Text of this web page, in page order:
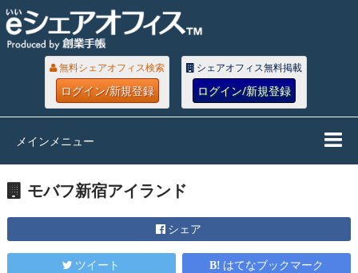
無料シェアオフィス検索
ログイン/新規登録
シェアオフィス無料掲載
ログイン/新規登録
メインメニュー
モバフ新宿アイランド
シェア
ツイート はてなブックマーク